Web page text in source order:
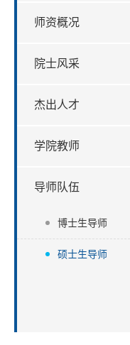
师资概况
院士风采
杰出人才
学院教师
导师队伍
博士生导师
硕士生导师